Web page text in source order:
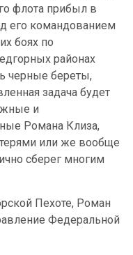
флота прибыл в
его командованием
боях по
районах
черные береты,
задача будет
и
Романа Клиза,
или же вообще
сберег многим
Пехоте, Роман
Федеральной